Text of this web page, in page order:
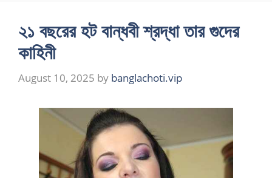
২১ বছরের হট বান্ধবী শ্রদ্ধা তার গুদের
কাহিনী
August 10, 2025 by banglachoti.vip